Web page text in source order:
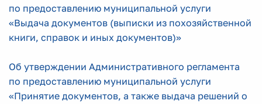
по предоставлению муниципальной услуги
«Выдача документов (выписки из похозяйственной
книги, справок и иных документов)»
Об утверждении Административного регламента
по предоставлению муниципальной услуги
«Принятие документов, а также выдача решений о